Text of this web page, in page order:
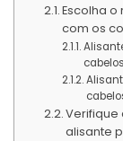
Escolha
com os
Verifique
alisante